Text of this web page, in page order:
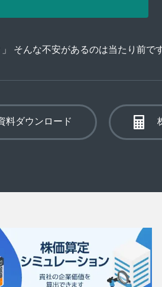
そんな不安があるのは当たり前で
料ダウンロード